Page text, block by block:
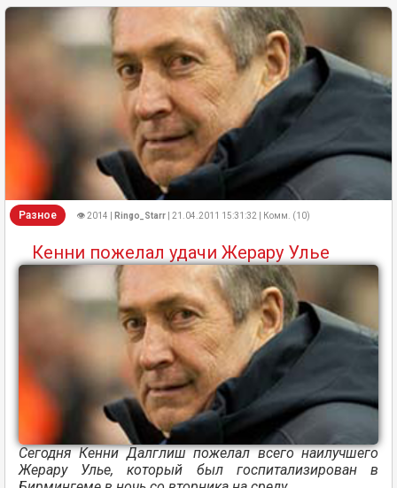
Разное 👁 2014 | Ringo_Starr | 21.04.2011 15:31:32 | Комм. (10)
Кенни пожелал удачи Жерару Улье
Сегодня Кенни Далглиш пожелал всего наилучшего
Жерару Улье, который был госпитализирован в